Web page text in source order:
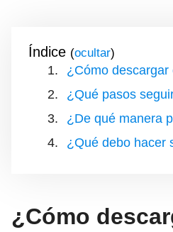
Índice ( )
¿Cómo
¿Qué pasos
¿De qué manera
¿Qué debo hacer
¿Cómo